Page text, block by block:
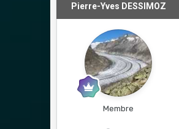
Pierre-Yves DESSIMOZ
Membre